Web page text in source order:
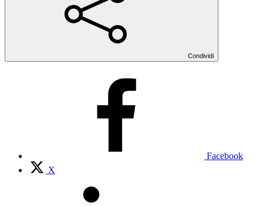
Condividi
Facebook
X